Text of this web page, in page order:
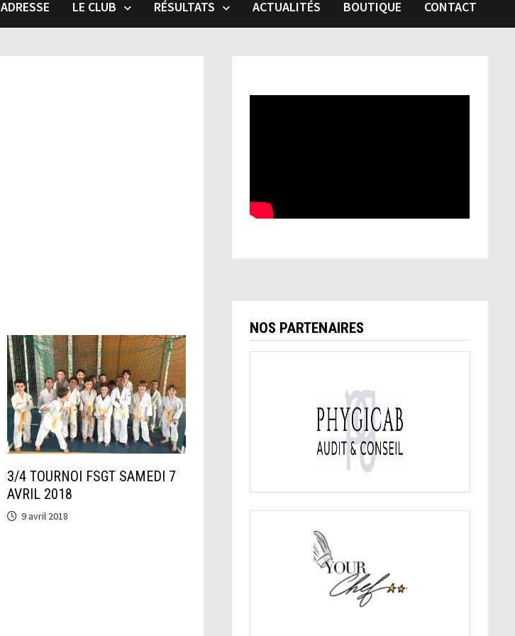
ADRESSE LE CLUB RÉSULTATS ACTUALITÉS BOUTIQUE CONTACT
3/4 TOURNOI FSGT SAMEDI 7
AVRIL 2018
9 avril 2018
NOS PARTENAIRES